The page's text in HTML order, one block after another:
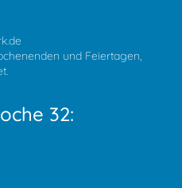
und Feiertagen,
32: